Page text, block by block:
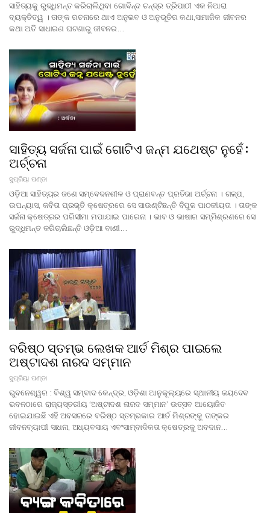
ସାହିତ୍ୟକୁ ରୁଦ୍ଧିମନ୍ତ କରିଚାଲିଥିବା ଗୋବିନ୍ଦ ଚନ୍ଦ୍ର ତ୍ରିପାଠୀ ଏକ ନିଆରା
ବ୍ୟକ୍ତିତ୍ୱ । ତାଙ୍କ ରଚନାରେ ଥାଏ ଅନୁଭବ ଓ ଅନୁଭୂତିର କଥା,ସାମାଜିକ ଜୀବନର
କଥା ଅତି ସାଧାରଣ ଘଟଣାରୁ ଜୀବନର…
ସାହିତ୍ୟ ସର୍ଜନା ପାଇଁ ଗୋଟିଏ ଜନ୍ମ ଯଥେଷ୍ଟ ନୁହେଁ :
ଅର୍ଚ୍ଚନା
ସୁପ୍ରିୟା ପଣ୍ଡା
ଓଡ଼ିଆ ସାହିତ୍ୟର ଜଣେ ସମ୍ବେଦନଶୀଳ ଓ ପ୍ରାଣବନ୍ତ ପ୍ରତିଭା ଅର୍ଚ୍ଚନା । ଗଳ୍ପ,
ଉପନ୍ୟାସ, କବିତା ପ୍ରଭୃତି କ୍ଷେତ୍ରରେ ସେ ସାଉଣ୍ଟିଛନ୍ତି ବିପୁଳ ପାଠକୀୟତା । ତାଙ୍କ
ସର୍ଜନା କ୍ଷେତ୍ରର ପରିସୀମା ମପାଯାଇ ପାରେନା । ଭାବ ଓ ଭାଷାର ସମ୍ମିଶ୍ରଣରେ ସେ
ରୁଦ୍ଧିମନ୍ତ କରିଚାଲିଛନ୍ତି ଓଡ଼ିଆ ବାଣୀ…
ବରିଷ୍ଠ ସ୍ତମ୍ଭ ଲେଖକ ଆର୍ତ ମିଶ୍ର ପାଇଲେ
ଅଷ୍ଟାଦଶ ନାରଦ ସମ୍ମାନ
ସୁପ୍ରିୟା ପଣ୍ଡା
ଭୁବନେଶ୍ୱର : ବିଶ୍ୱ ସମ୍ବାଦ କେନ୍ଦ୍ର, ଓଡ଼ିଶା ଆନୁକୂଲ୍ୟରେ ସ୍ଥାନୀୟ ଜୟଦେବ
ଭବନଠାରେ ରାଜ୍ୟସ୍ତରୀୟ ‘ଅଷ୍ଟାଦଶ ନାରଦ ସମ୍ମାନ’ ଉତ୍ସବ ଆୟୋଜିତ
ହୋଇଯାଇଛି ଏହି ଅବସରରେ ବରିଷ୍ଠ ସ୍ତମ୍ଭକାର ଆର୍ତ ମିଶ୍ରଙ୍କୁ ତାଙ୍କର
ଜୀବନବ୍ୟାପୀ ସାଧନା, ଅଧ୍ୟବସାୟ ଏବଂସାମ୍ବାଦିକତା କ୍ଷେତ୍ରକୁ ଅବଦାନ…